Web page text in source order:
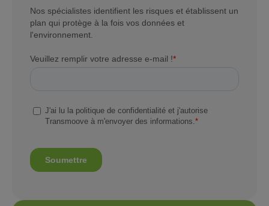
Nos spécialistes identifient les risques et établissent un
plan qui protège à la fois vos données et
l'environnement.